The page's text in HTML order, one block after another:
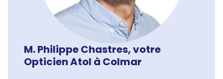
M. Philippe Chastres, votre
Opticien Atol à Colmar